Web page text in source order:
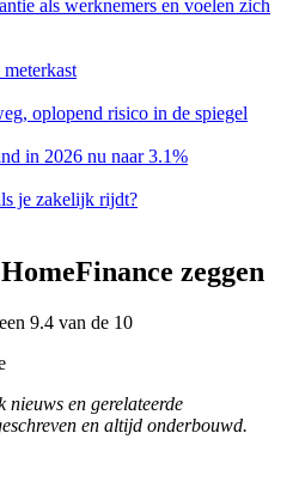
als werknemers en voelen zich
oplopend risico in de spiegel
in 2026 nu naar 3.1%
je zakelijk rijdt?
zeggen
9.4 van de 10
nieuws en gerelateerde
en altijd onderbouwd.